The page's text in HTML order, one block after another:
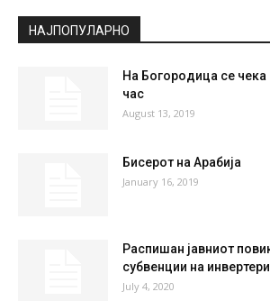
НАЈПОПУЛАРНО
На Богородица се
час
August 13, 2019
Бисерот на Арабија
January 16, 2019
Распишан јавниот
субвенции на инвертери
July 4, 2020